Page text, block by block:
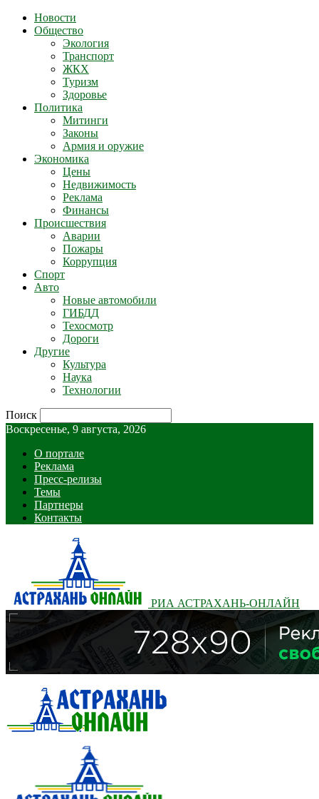
Новости
Общество
Экология
Транспорт
ЖКХ
Туризм
Здоровье
Политика
Митинги
Законы
Армия и оружие
Экономика
Цены
Недвижимость
Реклама
Финансы
Происшествия
Аварии
Пожары
Коррупция
Спорт
Авто
Новые автомобили
ГИБДД
Техосмотр
Дороги
Другие
Культура
Наука
Технологии
Поиск
Воскресенье, 9 августа, 2026
О портале
Реклама
Пресс-релизы
Темы
Партнеры
Контакты
РИА АСТРАХАНЬ-ОНЛАЙН